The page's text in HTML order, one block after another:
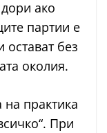
ако
партии е
остават без
околия.
практика
При